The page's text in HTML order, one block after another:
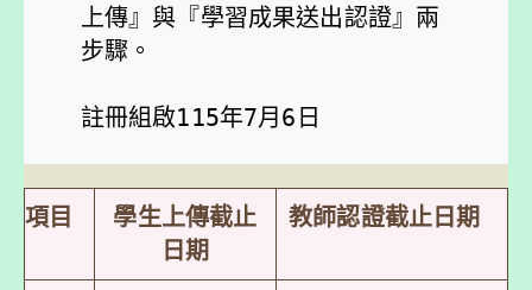
上傳』與『學習成果送出認證』兩
步驟。
註冊組啟115年7月6日
項目
學生上傳截止
日期
教師認證截止日期